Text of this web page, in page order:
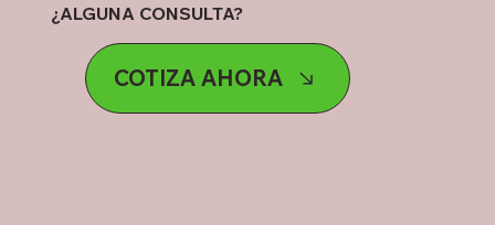
¿ALGUNA CONSULTA?
COTIZA AHORA